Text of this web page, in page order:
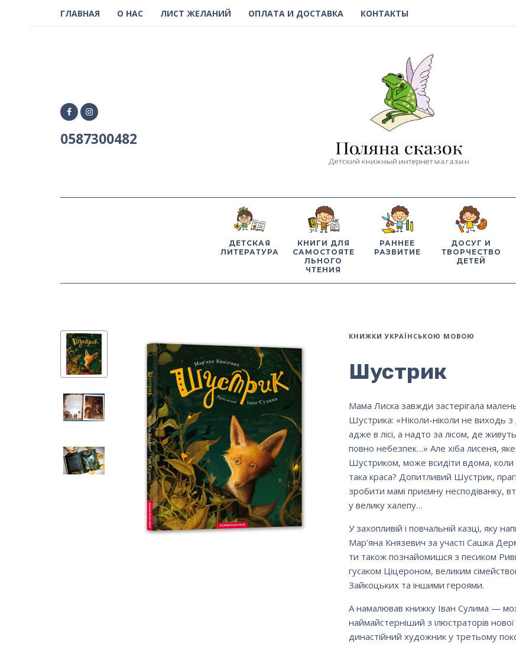
ГЛАВНАЯ О НАС ЛИСТ ЖЕЛАНИЙ ОПЛАТА И ДОСТАВКА КОНТАКТЫ
0587300482
ДЕТСКАЯ
ЛИТЕРАТУРА
КНИГИ ДЛЯ
САМОСТОЯТЕ
ЛЬНОГО
ЧТЕНИЯ
РАННЕЕ
РАЗВИТИЕ
ДОСУГ И
ТВОРЧЕСТВО
ДЕТЕЙ
КНИЖКИ УКРАЇНСЬКОЮ МОВОЮ
Шустрик
Мама Лиска завжди застерігала
Шустрика: «Ніколи-ніколи не виходь
адже в лісі, а надто за лісом, де
повно небезпек…» Але хіба лисеня,
Шустриком, може всидіти вдома, коли
така краса? Допитливий Шустрик,
зробити мамі приємну несподіванку,
у велику халепу…
У захопливій і повчальній казці, яку
Мар’яна Князевич за участі Сашка
ти також познайомишся з песиком
гусаком Ціцероном, великим
Зайкоцьких та іншими героями.
А намалював книжку Іван Сулима —
наймайстерніший з ілюстраторів нової
династійний художник у третьому